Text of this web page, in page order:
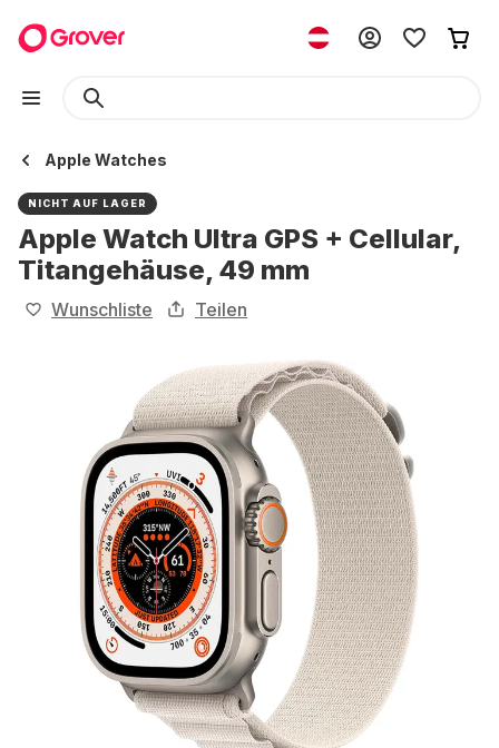
Apple Watches
NICHT AUF LAGER
Apple Watch Ultra GPS + Cellular,
Titangehäuse, 49 mm
Wunschliste Teilen